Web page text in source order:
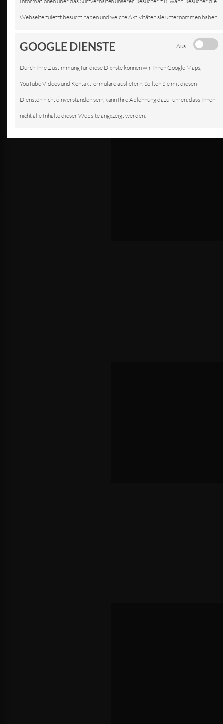
Webseite zuletzt besucht haben und welche Aktivitäten sie unternommen haben.
GOOGLE DIENSTE Aus
Durch Ihre Zustimmung für diese Dienste können wir Ihnen Google Maps,
YouTube Videos und Kontaktformulare ausliefern. Sollten Sie mit diesen
Diensten nicht einverstanden sein, kann Ihre Ablehnung dazu führen, dass Ihnen
nicht alle Inhalte dieser Website angezeigt werden.